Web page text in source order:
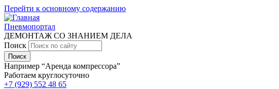
Перейти к основному содержанию
Пневмопортал
ДЕМОНТАЖ СО ЗНАНИЕМ ДЕЛА
Поиск
Например “Аренда компрессора”
Работаем круглосуточно
+7 (929) 552 48 65